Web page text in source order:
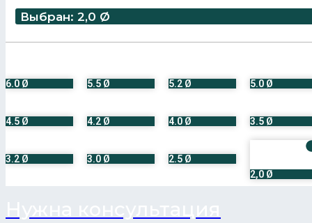
Выбран: 2,0 Ø
6.0 Ø 5.5 Ø 5.2 Ø 5.0 Ø
4.5 Ø 4.2 Ø 4.0 Ø 3.5 Ø
3.2 Ø 3.0 Ø
2.5 Ø
2,0 Ø